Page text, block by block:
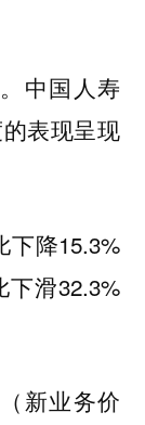
中国人寿
的表现呈现
下降15.3%
下滑32.3%
新业务价